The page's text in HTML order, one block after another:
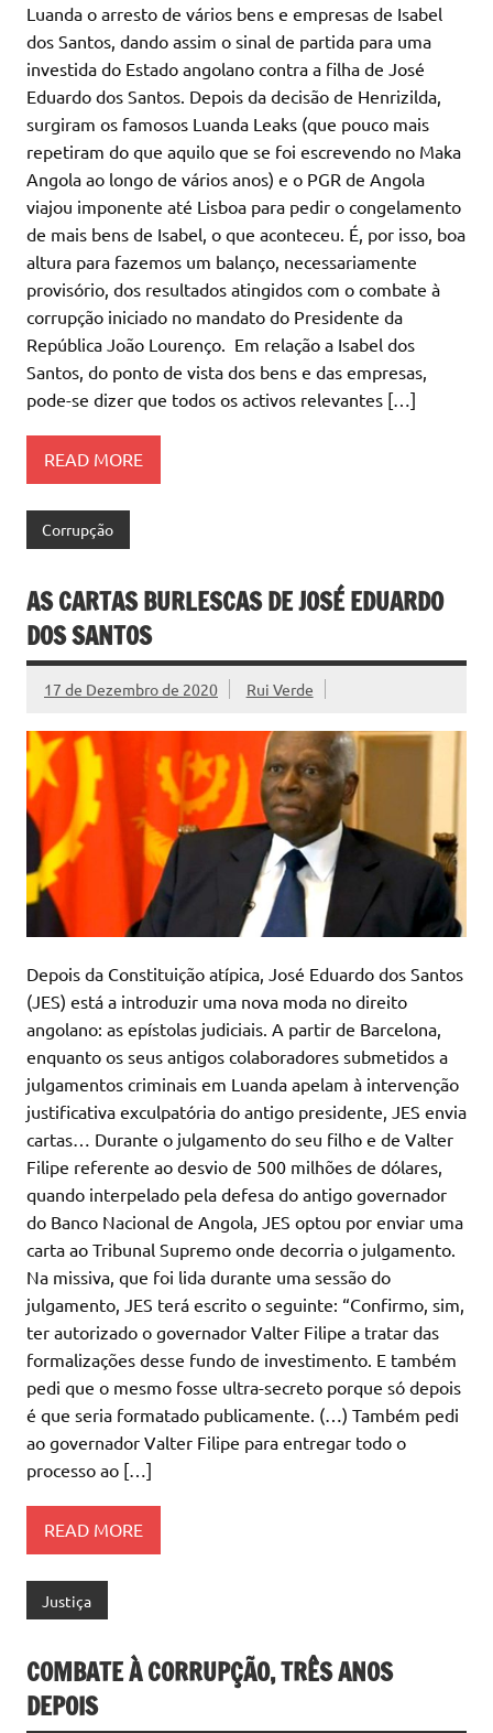
Luanda o arresto de vários bens e empresas de Isabel
dos Santos, dando assim o sinal de partida para uma
investida do Estado angolano contra a filha de José
Eduardo dos Santos. Depois da decisão de Henrizilda,
surgiram os famosos Luanda Leaks (que pouco mais
repetiram do que aquilo que se foi escrevendo no Maka
Angola ao longo de vários anos) e o PGR de Angola
viajou imponente até Lisboa para pedir o congelamento
de mais bens de Isabel, o que aconteceu. É, por isso, boa
altura para fazemos um balanço, necessariamente
provisório, dos resultados atingidos com o combate à
corrupção iniciado no mandato do Presidente da
República João Lourenço. Em relação a Isabel dos
Santos, do ponto de vista dos bens e das empresas,
pode-se dizer que todos os activos relevantes […]
READ MORE
Corrupção
AS CARTAS BURLESCAS DE JOSÉ EDUARDO
DOS SANTOS
17 de Dezembro de 2020 Rui Verde
Depois da Constituição atípica, José Eduardo dos Santos
(JES) está a introduzir uma nova moda no direito
angolano: as epístolas judiciais. A partir de Barcelona,
enquanto os seus antigos colaboradores submetidos a
julgamentos criminais em Luanda apelam à intervenção
justificativa exculpatória do antigo presidente, JES envia
cartas… Durante o julgamento do seu filho e de Valter
Filipe referente ao desvio de 500 milhões de dólares,
quando interpelado pela defesa do antigo governador
do Banco Nacional de Angola, JES optou por enviar uma
carta ao Tribunal Supremo onde decorria o julgamento.
Na missiva, que foi lida durante uma sessão do
julgamento, JES terá escrito o seguinte: “Confirmo, sim,
ter autorizado o governador Valter Filipe a tratar das
formalizações desse fundo de investimento. E também
pedi que o mesmo fosse ultra-secreto porque só depois
é que seria formatado publicamente. (…) Também pedi
ao governador Valter Filipe para entregar todo o
processo ao […]
READ MORE
Justiça
COMBATE À CORRUPÇÃO, TRÊS ANOS
DEPOIS